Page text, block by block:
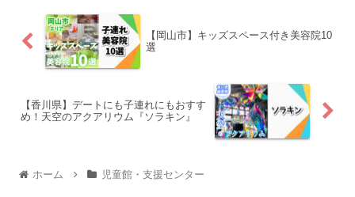
【岡山市】キッズスペース付き美容院10
選
【香川県】デートにも子連れにもおすす
め！天空のアクアリウム『ソラキン』
ホーム 児童館・支援センター